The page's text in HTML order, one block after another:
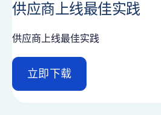
供应商上线最佳实践
供应商上线最佳实践
立即下载
d
e